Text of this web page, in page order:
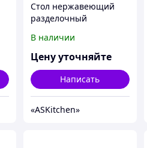
Стол нержавеющий
разделочный
полки ASKitchen ASKO-
10/7
В наличии
Цену уточняйте
Написать
«ASKitсhen»